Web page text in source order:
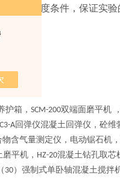
时的湿度条件，保证实验
护箱， SCM-200双端面磨平机 ，
A回弹仪混凝土回弹仪，砼维
含气量测定仪，电动锯石机
平机， HZ-20混凝土钻孔取芯
（ 30）强制式单卧轴混凝土搅拌